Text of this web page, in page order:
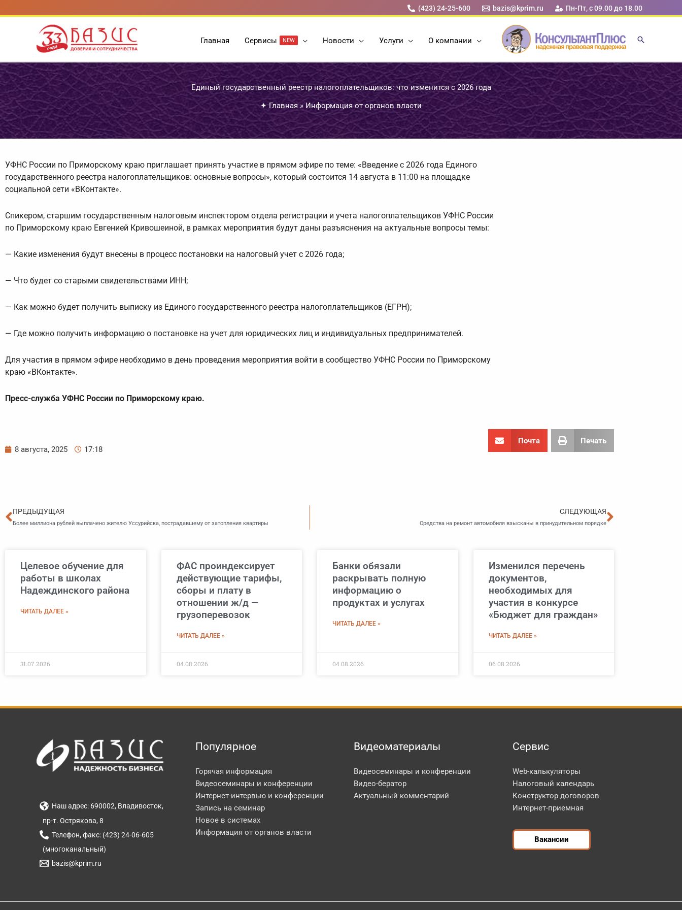
к
содержимому
(423) 24-25-600 bazis@kprim.ru Пн-Пт, с 09.00 до 18.00
Главная Cервисы NEW Новости Услуги О компании
Единый государственный реестр налогоплательщиков: что изменится с 2026 года
✦ Главная» Информация от органов власти
УФНС России по Приморскому краю приглашает принять участие в прямом эфире по теме: «Введение с 2026 года Единого
государственного реестра налогоплательщиков: основные вопросы», который состоится 14 августа в 11:00 на площадке
социальной сети «ВКонтакте».
Спикером, старшим государственным налоговым инспектором отдела регистрации и учета налогоплательщиков УФНС России
по Приморскому краю Евгенией Кривошеиной, в рамках мероприятия будут даны разъяснения на актуальные вопросы темы:
— Какие изменения будут внесены в процесс постановки на налоговый учет с 2026 года;
— Что будет со старыми свидетельствами ИНН;
— Как можно будет получить выписку из Единого государственного реестра налогоплательщиков (ЕГРН);
— Где можно получить информацию о постановке на учет для юридических лиц и индивидуальных предпринимателей.
Для участия в прямом эфире необходимо в день проведения мероприятия войти в сообщество УФНС России по Приморскому
краю «ВКонтакте».
Пресс-служба УФНС России по Приморскому краю.
8 августа, 2025 17:18
Почта Печать
Пред
ПРЕДЫДУЩАЯ
Более миллиона рублей выплачено жителю Уссурийска, пострадавшему от затопления квартиры
СЛЕДУЮЩАЯ
Средства на ремонт автомобиля взысканы в принудительном порядке
Целевое обучение для
работы в школах
Надеждинского района
ЧИТАТЬ ДАЛЕЕ »
31.07.2026
ФАС проиндексирует
действующие тарифы,
сборы и плату в
отношении ж/д —
грузоперевозок
ЧИТАТЬ ДАЛЕЕ »
04.08.2026
Банки обязали
раскрывать полную
информацию о
продуктах и услугах
ЧИТАТЬ ДАЛЕЕ »
04.08.2026
Изменился перечень
документов,
необходимых для
участия в конкурсе
«Бюджет для граждан»
ЧИТАТЬ ДАЛЕЕ »
06.08.2026
Наш адрес: 690002, Владивосток,
пр-т. Острякова, 8
Телефон, факс: (423) 24-06-605
(многоканальный)
bazis@kprim.ru
Популярное
Горячая информация
Видеосеминары и конференции
Интернет-интервью и конференции
Запись на семинар
Новое в системах
Информация от органов власти
Видеоматериалы
Видеосеминары и конференции
Видео-бератор
Актуальный комментарий
Сервис
Web-калькуляторы
Налоговый календарь
Конструктор договоров
Интернет-приемная
Вакансии